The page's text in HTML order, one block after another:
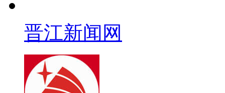
晋江新闻网